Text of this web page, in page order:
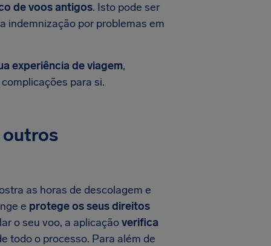
de voos antigos. Isto pode ser
indemnização por problemas em
experiência de viagem,
para si.
outros
as horas de descolagem e
e protege os seus direitos
o seu voo, a aplicaçãoverifica
todo o processo. Para além de